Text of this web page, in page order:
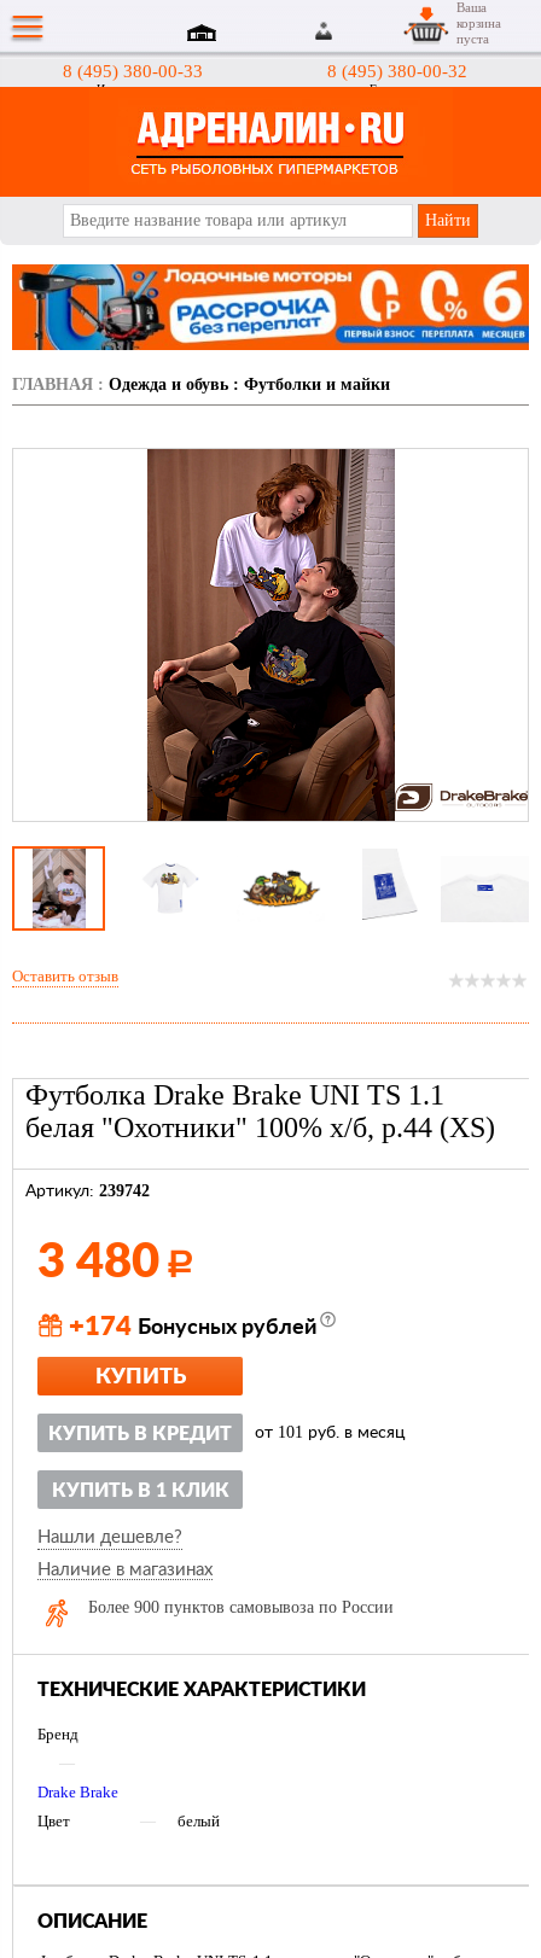
8 (495) 380-00-33
Интернет-магазин
8 (495) 380-00-32
Гипермаркеты
Ваша
корзина
пуста
ГЛАВНАЯ : Одежда и обувь : Футболки и майки
Футболка Drake Brake UNI TS 1.1
белая "Охотники" 100% х/б, р.44 (XS)
Артикул: 239742
3 480 Р
+174 Бонусных рублей
КУПИТЬ
КУПИТЬ В КРЕДИТ от 101 руб. в месяц
КУПИТЬ В 1 КЛИК
Нашли дешевле?
Наличие в магазинах
Более 900 пунктов самовывоза по России
ТЕХНИЧЕСКИЕ ХАРАКТЕРИСТИКИ
Бренд
—
Drake Brake
Цвет
— белый
ОПИСАНИЕ
Оставить отзыв